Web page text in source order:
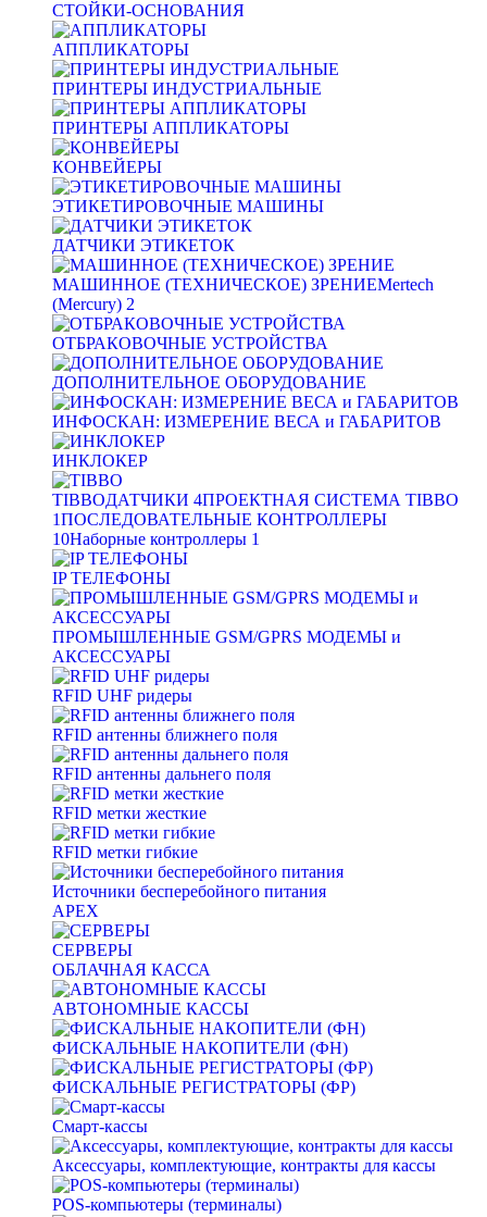
СТОЙКИ-ОСНОВАНИЯ
АППЛИКАТОРЫ
ПРИНТЕРЫ ИНДУСТРИАЛЬНЫЕ
ПРИНТЕРЫ АППЛИКАТОРЫ
КОНВЕЙЕРЫ
ЭТИКЕТИРОВОЧНЫЕ МАШИНЫ
ДАТЧИКИ ЭТИКЕТОК
МАШИННОЕ (ТЕХНИЧЕСКОЕ) ЗРЕНИЕMertech
(Mercury) 2
ОТБРАКОВОЧНЫЕ УСТРОЙСТВА
ДОПОЛНИТЕЛЬНОЕ ОБОРУДОВАНИЕ
ИНФОСКАН: ИЗМЕРЕНИЕ ВЕСА и ГАБАРИТОВ
ИНКЛОКЕР
TIBBOДАТЧИКИ 4ПРОЕКТНАЯ СИСТЕМА TIBBO
1ПОСЛЕДОВАТЕЛЬНЫЕ КОНТРОЛЛЕРЫ
10Наборные контроллеры 1
IP ТЕЛЕФОНЫ
ПРОМЫШЛЕННЫЕ GSM/GPRS МОДЕМЫ и
АКСЕССУАРЫ
RFID UHF ридеры
RFID антенны ближнего поля
RFID антенны дальнего поля
RFID метки жесткие
RFID метки гибкие
Источники бесперебойного питания
APEX
СЕРВЕРЫ
ОБЛАЧНАЯ КАССА
АВТОНОМНЫЕ КАССЫ
ФИСКАЛЬНЫЕ НАКОПИТЕЛИ (ФН)
ФИСКАЛЬНЫЕ РЕГИСТРАТОРЫ (ФР)
Смарт-кассы
Аксессуары, комплектующие, контракты для кассы
POS-компьютеры (терминалы)